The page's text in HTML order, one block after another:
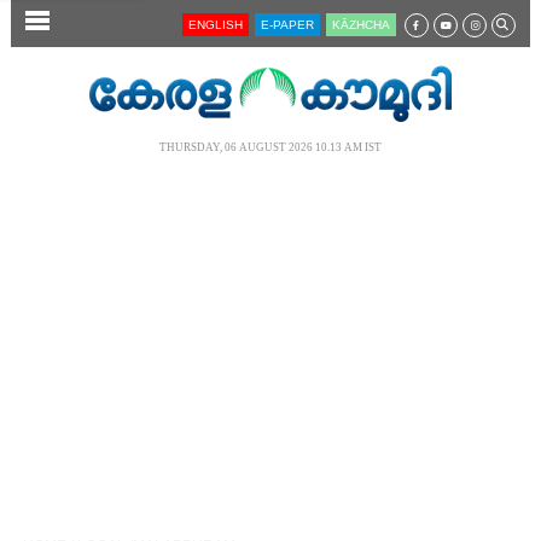
SECTIONS ENGLISH E-PAPER KĀZHCHA
THURSDAY, 06 AUGUST 2026 10.13 AM IST